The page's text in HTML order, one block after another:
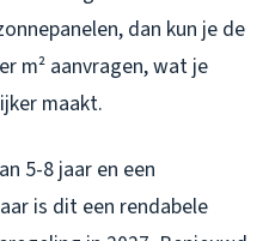
dan kun je de
m² aanvragen, wat je
maakt.
5-8 jaar en een
is dit een rendabele